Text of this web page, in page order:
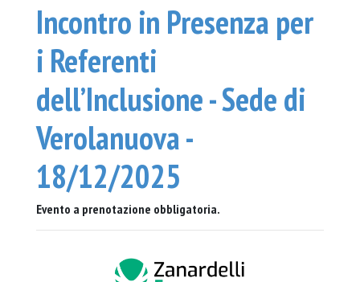
Incontro in Presenza per
i Referenti
dell’Inclusione - Sede di
Verolanuova -
18/12/2025
Evento a prenotazione obbligatoria.